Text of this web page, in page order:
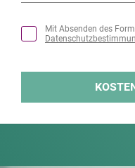
Mit Absenden des